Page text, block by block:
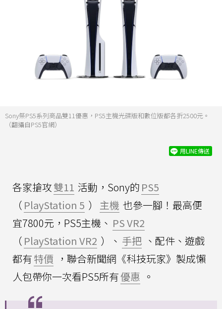
Sony祭PS5系列商品雙11優惠，PS5主機光碟版和數位版都各折2500元。
（翻攝自PS5官網）
用LINE傳送
各家搶攻雙11 活動，Sony的 PS5
（ PlayStation 5 ） 主機 也參一腳！最高便
宜7800元，PS5主機、 PS VR2
（ PlayStation VR2 ）、 手把 、配件、遊戲
都有特價 ，聯合新聞網《科技玩家》製成懶
人包帶你一次看PS5所有優惠 。